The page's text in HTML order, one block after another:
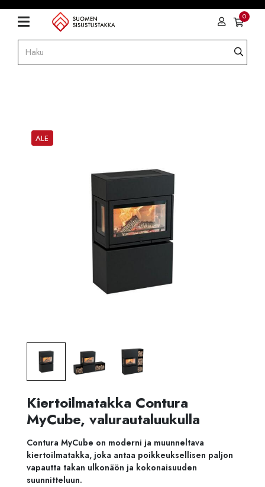
0
ALE
Kiertoilmatakka Contura
MyCube, valurautaluukulla
Contura MyCube on moderni ja muunneltava
kiertoilmatakka, joka antaa poikkeuksellisen paljon
vapautta takan ulkonäön ja kokonaisuuden
suunnitteluun.